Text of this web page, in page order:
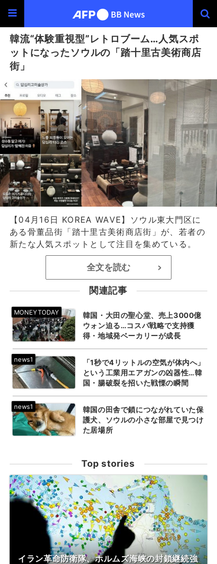
韓流“体験重視型”レトロブーム…人気スポ
ットになったソウルの「踏十里古美術商店
街」
【04月16日 KOREA WAVE】ソウル東大門区に
ある骨董品街「踏十里古美術商店街」が、若者の
新たな人気スポットとして注目を集めている。
全文を読む >
関連記事
韓国・大田の聖心堂、売上3000億
ウォン迫る…コスパ戦略で支持獲
得・地域発ベーカリーが成長
「1秒で4リットルの空気が体内へ」
という工業用エアガンの凶器性…韓
国・腸破裂を招いた戦慄の瞬間
韓国の田舎で鎖につながれていた保
護犬、ソウルの小さな部屋で見つけ
た居場所
Top stories
イラン革命防衛隊、ホルムズ海峡の封鎖継続強